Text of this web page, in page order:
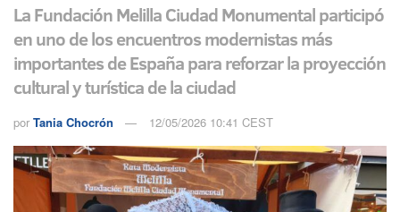
La Fundación Melilla Ciudad Monumental participó
en uno de los encuentros modernistas más
importantes de España para reforzar la proyección
cultural y turística de la ciudad
por Tania Chocrón 12/05/2026 10:41 CEST